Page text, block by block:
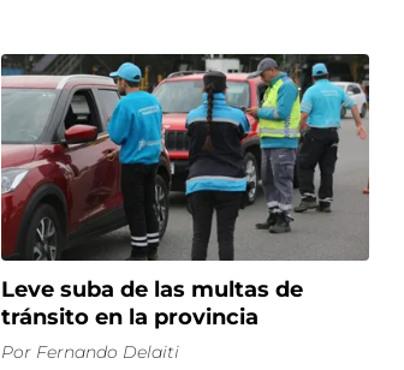
Leve suba de las multas de
tránsito en la provincia
Por Fernando Delaiti